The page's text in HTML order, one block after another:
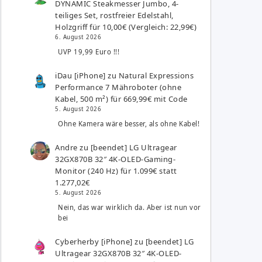
DYNAMIC Steakmesser Jumbo, 4-
teiliges Set, rostfreier Edelstahl,
Holzgriff für 10,00€ (Vergleich: 22,99€)
6. August 2026
UVP 19,99 Euro !!!
iDau [iPhone] zu Natural Expressions
Performance 7 Mähroboter (ohne
Kabel, 500 m²) für 669,99€ mit Code
5. August 2026
Ohne Kamera wäre besser, als ohne Kabel!
Andre zu [beendet] LG Ultragear
32GX870B 32″ 4K-OLED-Gaming-
Monitor (240 Hz) für 1.099€ statt
1.277,02€
5. August 2026
Nein, das war wirklich da. Aber ist nun vor
bei
Cyberherby [iPhone] zu [beendet] LG
Ultragear 32GX870B 32″ 4K-OLED-